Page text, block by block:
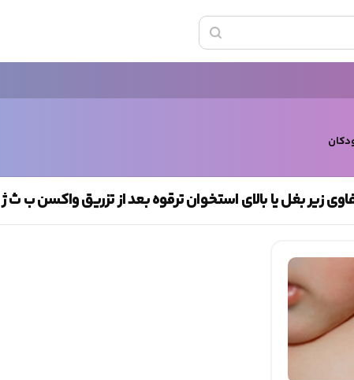
زیر بغل یا بالای استخوان ترقوه بعد از تزریق واکسن ب ث ژ